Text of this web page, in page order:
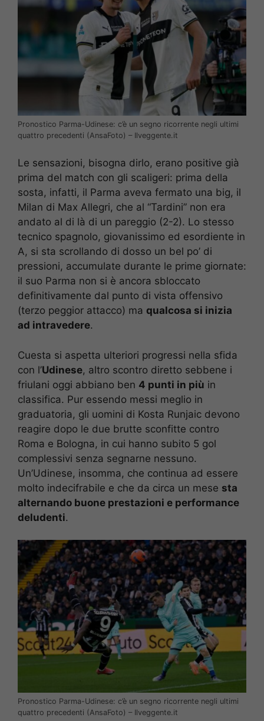
Pronostico Parma-Udinese: c’è un segno ricorrente negli ultimi
quattro precedenti (AnsaFoto) – Ilveggente.it
Le sensazioni, bisogna dirlo, erano positive già
prima del match con gli scaligeri: prima della
sosta, infatti, il Parma aveva fermato una big, il
Milan di Max Allegri, che al “Tardini” non era
andato al di là di un pareggio (2-2). Lo stesso
tecnico spagnolo, giovanissimo ed esordiente in
A, si sta scrollando di dosso un bel po’ di
pressioni, accumulate durante le prime giornate:
il suo Parma non si è ancora sbloccato
definitivamente dal punto di vista offensivo
(terzo peggior attacco) ma qualcosa si inizia
ad intravedere.
Cuesta si aspetta ulteriori progressi nella sfida
con l’Udinese, altro scontro diretto sebbene i
friulani oggi abbiano ben 4 punti in più in
classifica. Pur essendo messi meglio in
graduatoria, gli uomini di Kosta Runjaic devono
reagire dopo le due brutte sconfitte contro
Roma e Bologna, in cui hanno subito 5 gol
complessivi senza segnarne nessuno.
Un’Udinese, insomma, che continua ad essere
molto indecifrabile e che da circa un mese sta
alternando buone prestazioni e performance
deludenti.
Pronostico Parma-Udinese: c’è un segno ricorrente negli ultimi
quattro precedenti (AnsaFoto) – Ilveggente.it